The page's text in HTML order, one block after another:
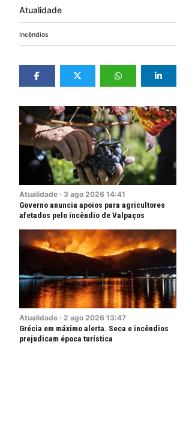
Atualidade
Incêndios
Atualidade · 3 ago 2026 14:41
Governo anuncia apoios para agricultores
afetados pelo incêndio de Valpaços
Atualidade · 2 ago 2026 13:47
Grécia em máximo alerta. Seca e incêndios
prejudicam época turística